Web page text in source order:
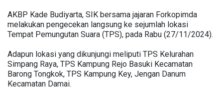
AKBP Kade Budiyarta, SIK bersama jajaran Forkopimda
melakukan pengecekan langsung ke sejumlah lokasi
Tempat Pemungutan Suara (TPS), pada Rabu (27/11/2024).
Adapun lokasi yang dikunjungi meliputi TPS Kelurahan
Simpang Raya, TPS Kampung Rejo Basuki Kecamatan
Barong Tongkok, TPS Kampung Key, Jengan Danum
Kecamatan Damai.